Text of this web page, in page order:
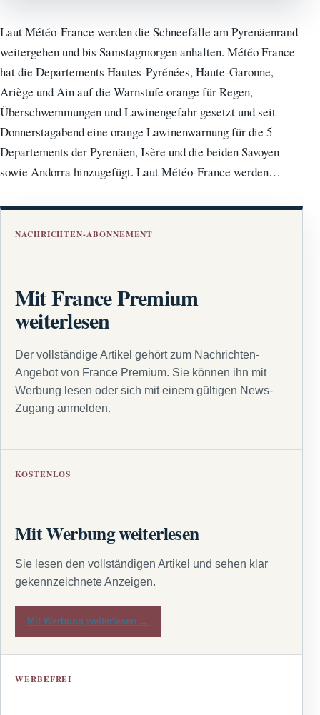
Laut Météo-France werden die Schneefälle am Pyrenäenrand
weitergehen und bis Samstagmorgen anhalten. Météo France
hat die Departements Hautes-Pyrénées, Haute-Garonne,
Ariège und Ain auf die Warnstufe orange für Regen,
Überschwemmungen und Lawinengefahr gesetzt und seit
Donnerstagabend eine orange Lawinenwarnung für die 5
Departements der Pyrenäen, Isère und die beiden Savoyen
sowie Andorra hinzugefügt. Laut Météo-France werden…
NACHRICHTEN-ABONNEMENT
Mit France Premium
weiterlesen
Der vollständige Artikel gehört zum Nachrichten-
Angebot von France Premium. Sie können ihn mit
Werbung lesen oder sich mit einem gültigen News-
Zugang anmelden.
KOSTENLOS
Mit Werbung weiterlesen
Sie lesen den vollständigen Artikel und sehen klar
gekennzeichnete Anzeigen.
Mit Werbung weiterlesen →
WERBEFREI